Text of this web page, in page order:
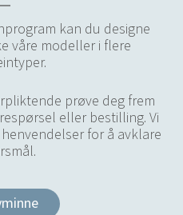
kan du designe
våre modeller i flere
prøve deg frem
eller bestilling. Vi
for å avklare